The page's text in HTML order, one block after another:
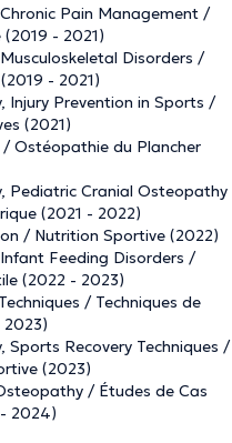
Pain Management /
- 2021)
Disorders /
- 2021)
Injury Prevention in Sports /
(2021)
Ostéopathie du Plancher
Pediatric Cranial Osteopathy
(2021 - 2022)
/ Nutrition Sportive (2022)
Feeding Disorders /
(2022 - 2023)
/ Techniques de
2023)
Recovery Techniques /
(2023)
/ Études de Cas
2024)